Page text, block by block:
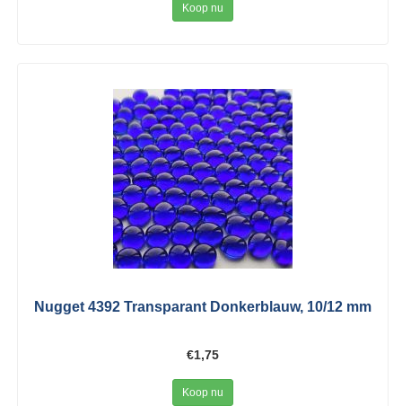
Koop nu
Nugget 4392 Transparant Donkerblauw, 10/12 mm
€1,75
Koop nu